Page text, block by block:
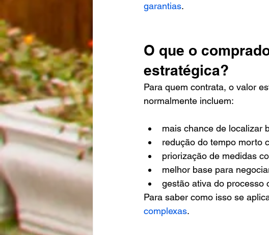
garantias.
O que o
estratégica?
Para quem contrata, o valor
normalmente incluem:
mais chance de localizar
redução do tempo morto
priorização de medidas
melhor base para
gestão ativa do processo
Para saber como isso se
complexas.